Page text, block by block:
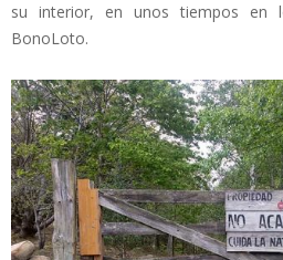
su interior, en unos tiempos en
BonoLoto.